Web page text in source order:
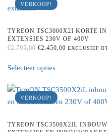
VERKOOP!
TYREON TSC3000X2I KORTE
EXTENSIES 230V OF 400V
€2.795,00 ORIGINAL
€2.795,00.
€2.450,00 CURRENT
EXCLUSIEF
Selecteer optiesproduct
multiple
variants.
options
VERKOOP!
TYREON TSC3500X2IL